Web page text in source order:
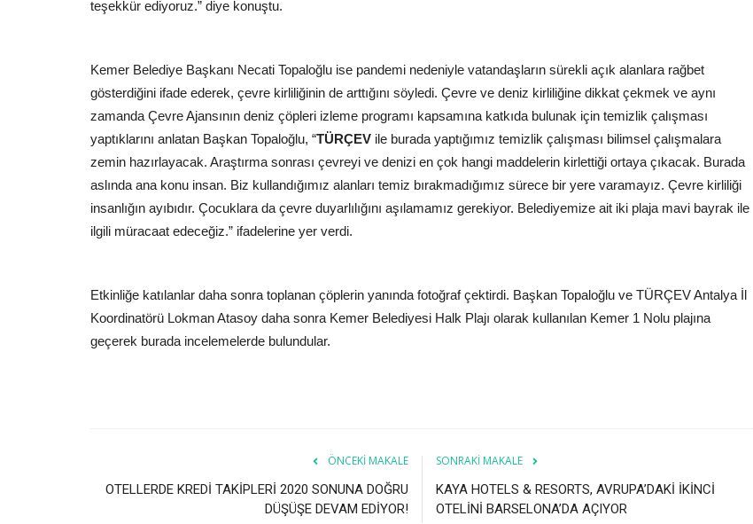
teşekkür ediyoruz.” diye konuştu.
Kemer Belediye Başkanı Necati Topaloğlu ise pandemi nedeniyle vatandaşların sürekli açık alanlara rağbet
gösterdiğini ifade ederek, çevre kirliliğinin de arttığını söyledi. Çevre ve deniz kirliliğine dikkat çekmek ve aynı
zamanda Çevre Ajansının deniz çöpleri izleme programı kapsamına katkıda bulunak için temizlik çalışması
yaptıklarını anlatan Başkan Topaloğlu, “TÜRÇEV ile burada yaptığımız temizlik çalışması bilimsel çalışmalara
zemin hazırlayacak. Araştırma sonrası çevreyi ve denizi en çok hangi maddelerin kirlettiği ortaya çıkacak. Burada
aslında ana konu insan. Biz kullandığımız alanları temiz bırakmadığımız sürece bir yere varamayız. Çevre kirliliği
insanlığın ayıbıdır. Çocuklara da çevre duyarlılığını aşılamamız gerekiyor. Belediyemize ait iki plaja mavi bayrak ile
ilgili müracaat edeceğiz.” ifadelerine yer verdi.
Etkinliğe katılanlar daha sonra toplanan çöplerin yanında fotoğraf çektirdi. Başkan Topaloğlu ve TÜRÇEV Antalya İl
Koordinatörü Lokman Atasoy daha sonra Kemer Belediyesi Halk Plajı olarak kullanılan Kemer 1 Nolu plajına
geçerek burada incelemelerde bulundular.
ÖNCEKI MAKALE
OTELLERDE KREDİ TAKİPLERİ 2020 SONUNA DOĞRU
DÜŞÜŞE DEVAM EDİYOR!
SONRAKI MAKALE
KAYA HOTELS & RESORTS, AVRUPA’DAKİ İKİNCİ
OTELİNİ BARSELONA’DA AÇIYOR